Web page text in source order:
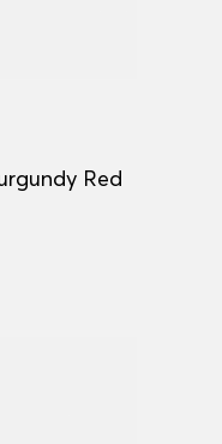
Red